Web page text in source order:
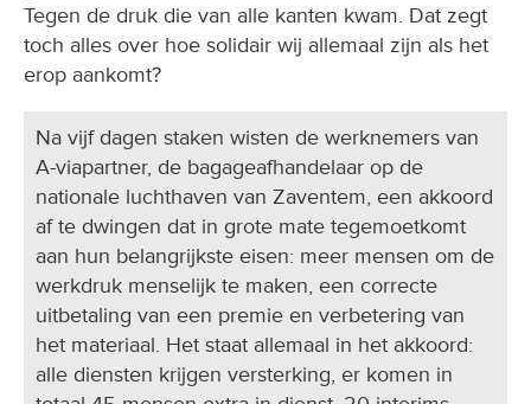
Tegen de druk die van alle kanten kwam. Dat zegt
toch alles over hoe solidair wij allemaal zijn als het
erop aankomt?
Na vijf dagen staken wisten de werknemers van
A-viapartner, de bagageafhandelaar op de
nationale luchthaven van Zaventem, een akkoord
af te dwingen dat in grote mate tegemoetkomt
aan hun belangrijkste eisen: meer mensen om de
werkdruk menselijk te maken, een correcte
uitbetaling van een premie en verbetering van
het materiaal. Het staat allemaal in het akkoord:
alle diensten krijgen versterking, er komen in